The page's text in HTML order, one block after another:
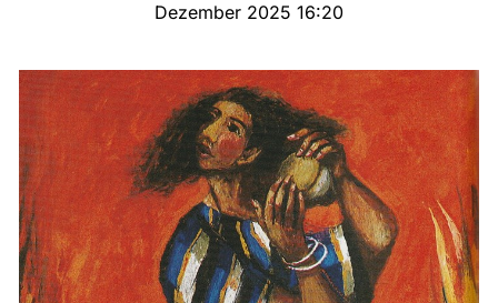
Dezember 2025 16:20